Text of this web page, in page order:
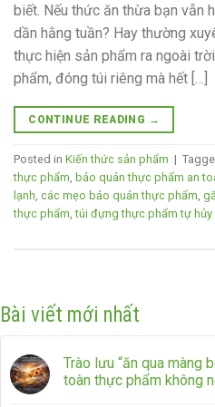
biết. Nếu thức ăn thừa bạn vẫn
dần hằng tuần? Hay thường
thực hiện sản phẩm ra ngoài
phẩm, đóng túi riêng mà hết […]
CONTINUE READING →
Posted in Kiến thức sản phẩm |
thực phẩm bảo quản thực phẩm an
lạnh các mẹo bảo quản thực phẩm
thực phẩm ,túi đựng thực phẩm tự hủy
Bài viết mới nhất
Trào lưu “ăn qua màng
toàn thực phẩm không